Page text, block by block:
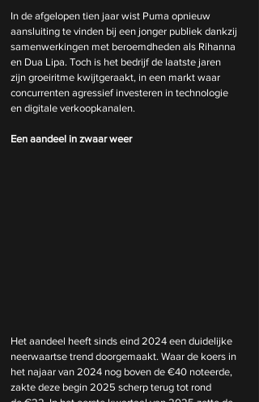
In de afgelopen tien jaar wist Puma opnieuw
aansluiting te vinden bij een jonger publiek dankzij
samenwerkingen met beroemdheden als Rihanna
en Dua Lipa. Toch is het bedrijf de laatste jaren
zijn groeiritme kwijtgeraakt, in een markt waar
concurrenten agressief investeren in technologie
en digitale verkoopkanalen.
Een aandeel in zwaar weer
Het aandeel heeft sinds eind 2024 een duidelijke
neerwaartse trend doorgemaakt. Waar de koers in
het najaar van 2024 nog boven de €40 noteerde,
zakte deze begin 2025 scherp terug tot rond